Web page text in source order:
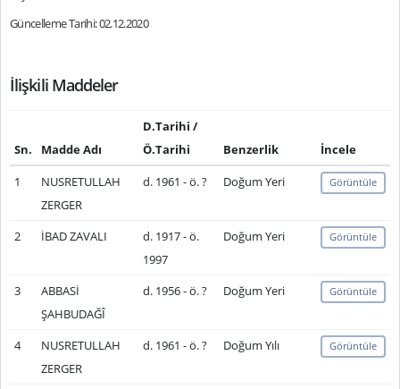
Güncelleme Tarihi: 02.12.2020
İlişkili Maddeler
Sn. Madde Adı
D.Tarihi /
Ö.Tarihi
Benzerlik
İncele
1
NUSRETULLAH
ZERGER
d. 1961 - ö. ? Doğum Yeri Görüntüle
2 İBAD ZAVALI
d. 1917 - ö.
1997
Doğum Yeri Görüntüle
3
ABBASİ
ŞAHBUDAĞÎ
d. 1956 - ö. ? Doğum Yeri Görüntüle
4
NUSRETULLAH
ZERGER
d. 1961 - ö. ? Doğum Yılı Görüntüle